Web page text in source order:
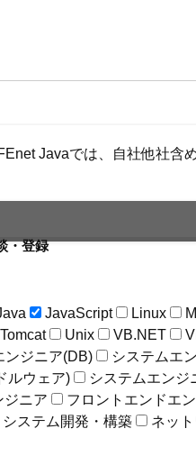
・登録
Javaでは、自社他社含
JavaScript Linux
Tomcat Unix VB.NET
ンジニア(DB) システムエ
ルウェア) システムエンジ
ジニア フロントエンドエ
システム開発・構築 ネッ